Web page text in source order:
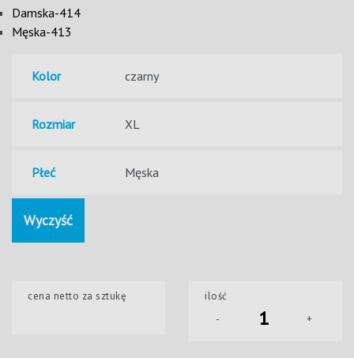
Damska-414
Męska-413
Kolor
Rozmiar
Płeć
Wyczyść
cena netto za sztukę
ilość
-
+